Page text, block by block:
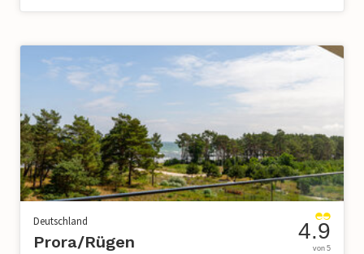
Deutschland
Prora/Rügen 4.9
von 5